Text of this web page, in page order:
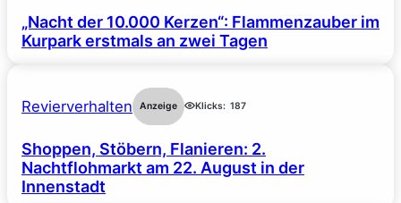
„Nacht der 10.000 Kerzen“: Flammenzauber im
Kurpark erstmals an zwei Tagen
Revierverhalten Anzeige Klicks: 187
Shoppen, Stöbern, Flanieren: 2.
Nachtflohmarkt am 22. August in der
Innenstadt